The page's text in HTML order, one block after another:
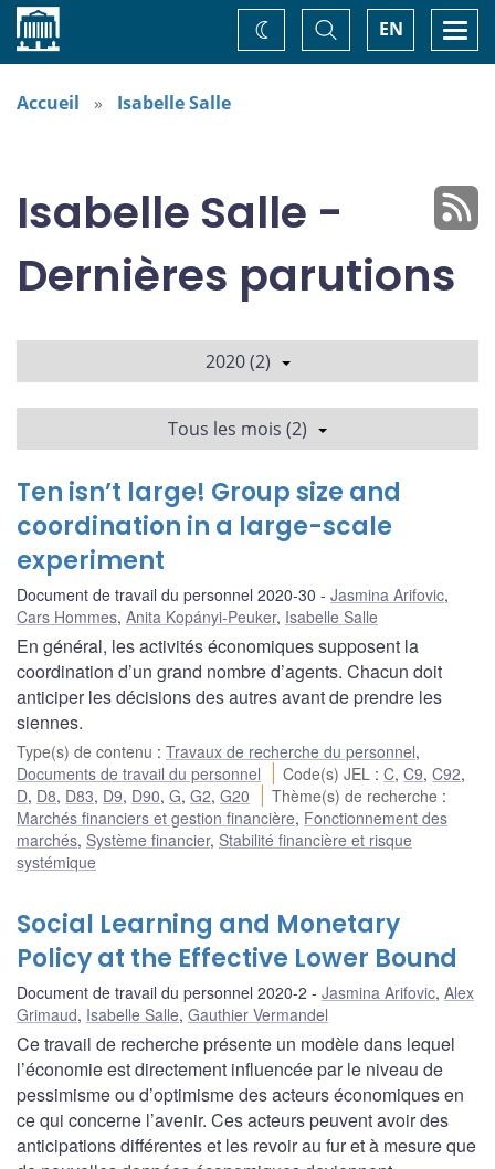
Accueil EN
Basculer
la
recherche
Changez
de
Accueil Isabelle Salle
Isabelle Salle -
Dernières parutions
2020 (2)
Tous les mois (2)
Ten isn’t large! Group size and
coordination in a large-scale
experiment
Document de travail du personnel 2020-30 Jasmina Arifovic,
Cars Hommes, Anita Kopányi-Peuker, Isabelle Salle
En général, les activités économiques supposent la
coordination d’un grand nombre d’agents. Chacun doit
anticiper les décisions des autres avant de prendre les
siennes.
Type(s) de contenu : Travaux de recherche du personnel,
Documents de travail du personnel
Code(s) JEL :C,C9,C92,
D, D8, D83, D9, D90, G, G2, G20 Thème(s) de recherche :
Marchés financiers et gestion financière, Fonctionnement des
marchés, Système financier, Stabilité financière et risque
systémique
Social Learning and Monetary
Policy at the Effective Lower Bound
Document de travail du personnel 2020-2 Jasmina Arifovic, Alex
Grimaud, Isabelle Salle, Gauthier Vermandel
Ce travail de recherche présente un modèle dans lequel
l’économie est directement influencée par le niveau de
pessimisme ou d’optimisme des acteurs économiques en
ce qui concerne l’avenir. Ces acteurs peuvent avoir des
anticipations différentes et les revoir au fur et à mesure que